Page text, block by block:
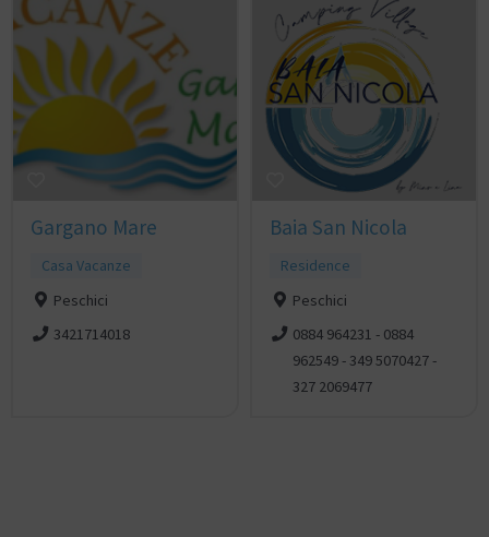
Gargano Mare
Casa Vacanze
Peschici
3421714018
Baia San Nicola
Residence
Peschici
0884 964231 - 0884
962549 - 349 5070427 -
327 2069477